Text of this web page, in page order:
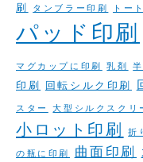
刷
タンブラー印刷 トー
パッド印刷
マグカップに印刷 乳剤
印刷 回転シルク印刷
スター
大型シルクスクリ
小ロット印刷
折
の瓶に印刷
曲面印刷